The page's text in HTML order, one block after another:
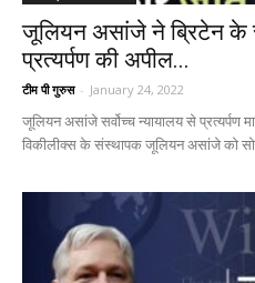
जूलियन असांजे ने ब्रिटेन के
प्रत्यर्पण की अपील...
टीम पी गुरुस - January 24, 2022
जूलियन असांजे सर्वोच्च न्यायालय से
विकीलीक्स के संस्थापक जूलियन असांजे को